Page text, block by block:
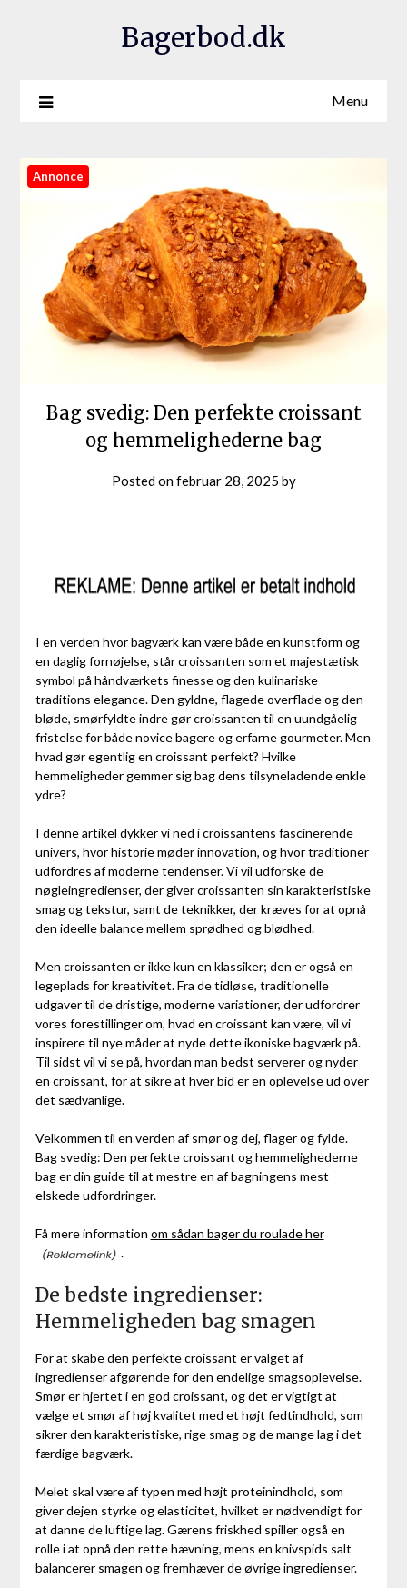
Bagerbod.dk
Menu
Annonce
Bag svedig: Den perfekte croissant
og hemmelighederne bag
Posted onfebruar 28, 2025 by
I en verden hvor bagværk kan være både en kunstform og
en daglig fornøjelse, står croissanten som et majestætisk
symbol på håndværkets finesse og den kulinariske
traditions elegance. Den gyldne, flagede overflade og den
bløde, smørfyldte indre gør croissanten til en uundgåelig
fristelse for både novice bagere og erfarne gourmeter. Men
hvad gør egentlig en croissant perfekt? Hvilke
hemmeligheder gemmer sig bag dens tilsyneladende enkle
ydre?
I denne artikel dykker vi ned i croissantens fascinerende
univers, hvor historie møder innovation, og hvor traditioner
udfordres af moderne tendenser. Vi vil udforske de
nøgleingredienser, der giver croissanten sin karakteristiske
smag og tekstur, samt de teknikker, der kræves for at opnå
den ideelle balance mellem sprødhed og blødhed.
Men croissanten er ikke kun en klassiker; den er også en
legeplads for kreativitet. Fra de tidløse, traditionelle
udgaver til de dristige, moderne variationer, der udfordrer
vores forestillinger om, hvad en croissant kan være, vil vi
inspirere til nye måder at nyde dette ikoniske bagværk på.
Til sidst vil vi se på, hvordan man bedst serverer og nyder
en croissant, for at sikre at hver bid er en oplevelse ud over
det sædvanlige.
Velkommen til en verden af smør og dej, flager og fylde.
Bag svedig: Den perfekte croissant og hemmelighederne
bag er din guide til at mestre en af bagningens mest
elskede udfordringer.
Få mere information om sådan bager du roulade her
.
De bedste ingredienser:
Hemmeligheden bag smagen
For at skabe den perfekte croissant er valget af
ingredienser afgørende for den endelige smagsoplevelse.
Smør er hjertet i en god croissant, og det er vigtigt at
vælge et smør af høj kvalitet med et højt fedtindhold, som
sikrer den karakteristiske, rige smag og de mange lag i det
færdige bagværk.
Melet skal være af typen med højt proteinindhold, som
giver dejen styrke og elasticitet, hvilket er nødvendigt for
at danne de luftige lag. Gærens friskhed spiller også en
rolle i at opnå den rette hævning, mens en knivspids salt
balancerer smagen og fremhæver de øvrige ingredienser.